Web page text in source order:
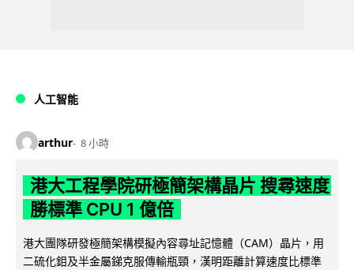
人工智能
arthur 8 小時
港大工程學院研極簡架構晶片 搜尋速度
勝標準 CPU 1 億倍
港大團隊研發極簡架構模擬內容尋址記憶體（CAM）晶片，用
二硫化鉬及半金屬銻克服傳輸瓶頸，漢明距離計算速度比標準